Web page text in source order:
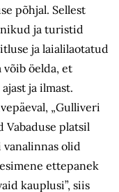
põhjal. Sellest
ja turistid
ja laialilaotatud
öelda, et
ja ilmast.
„Gulliveri
Vabaduse platsil
olid
ettepanek
kauplusi”, siis